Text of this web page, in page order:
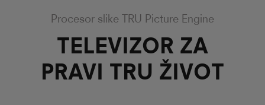
Procesor slike TRU Picture Engine
TELEVIZOR ZA
PRAVI TRU ŽIVOT